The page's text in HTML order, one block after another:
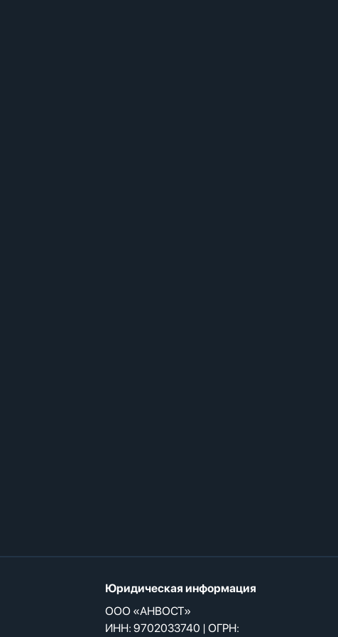
Юридическая информация
ООО «АНВОСТ»
ИНН: 9702033740 | ОГРН: